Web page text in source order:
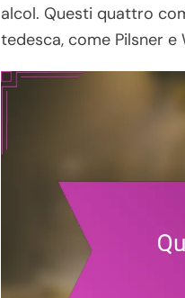
alcol. Questi quattro
tedesca, come Pilsner e